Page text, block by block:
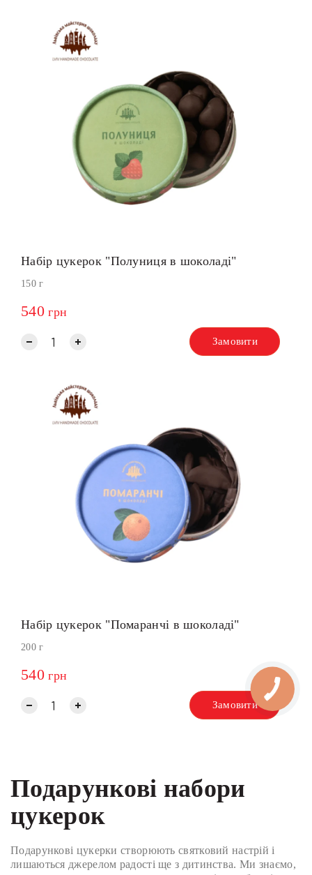
Набір цукерок "Полуниця в шоколаді"
150 г
540 грн
Замовити
Набір цукерок "Помаранчі в шоколаді"
200 г
540 грн
Замовити
Подарункові набори
цукерок
Подарункові цукерки створюють святковий настрій і
лишаються джерелом радості ще з дитинства. Ми знаємо,